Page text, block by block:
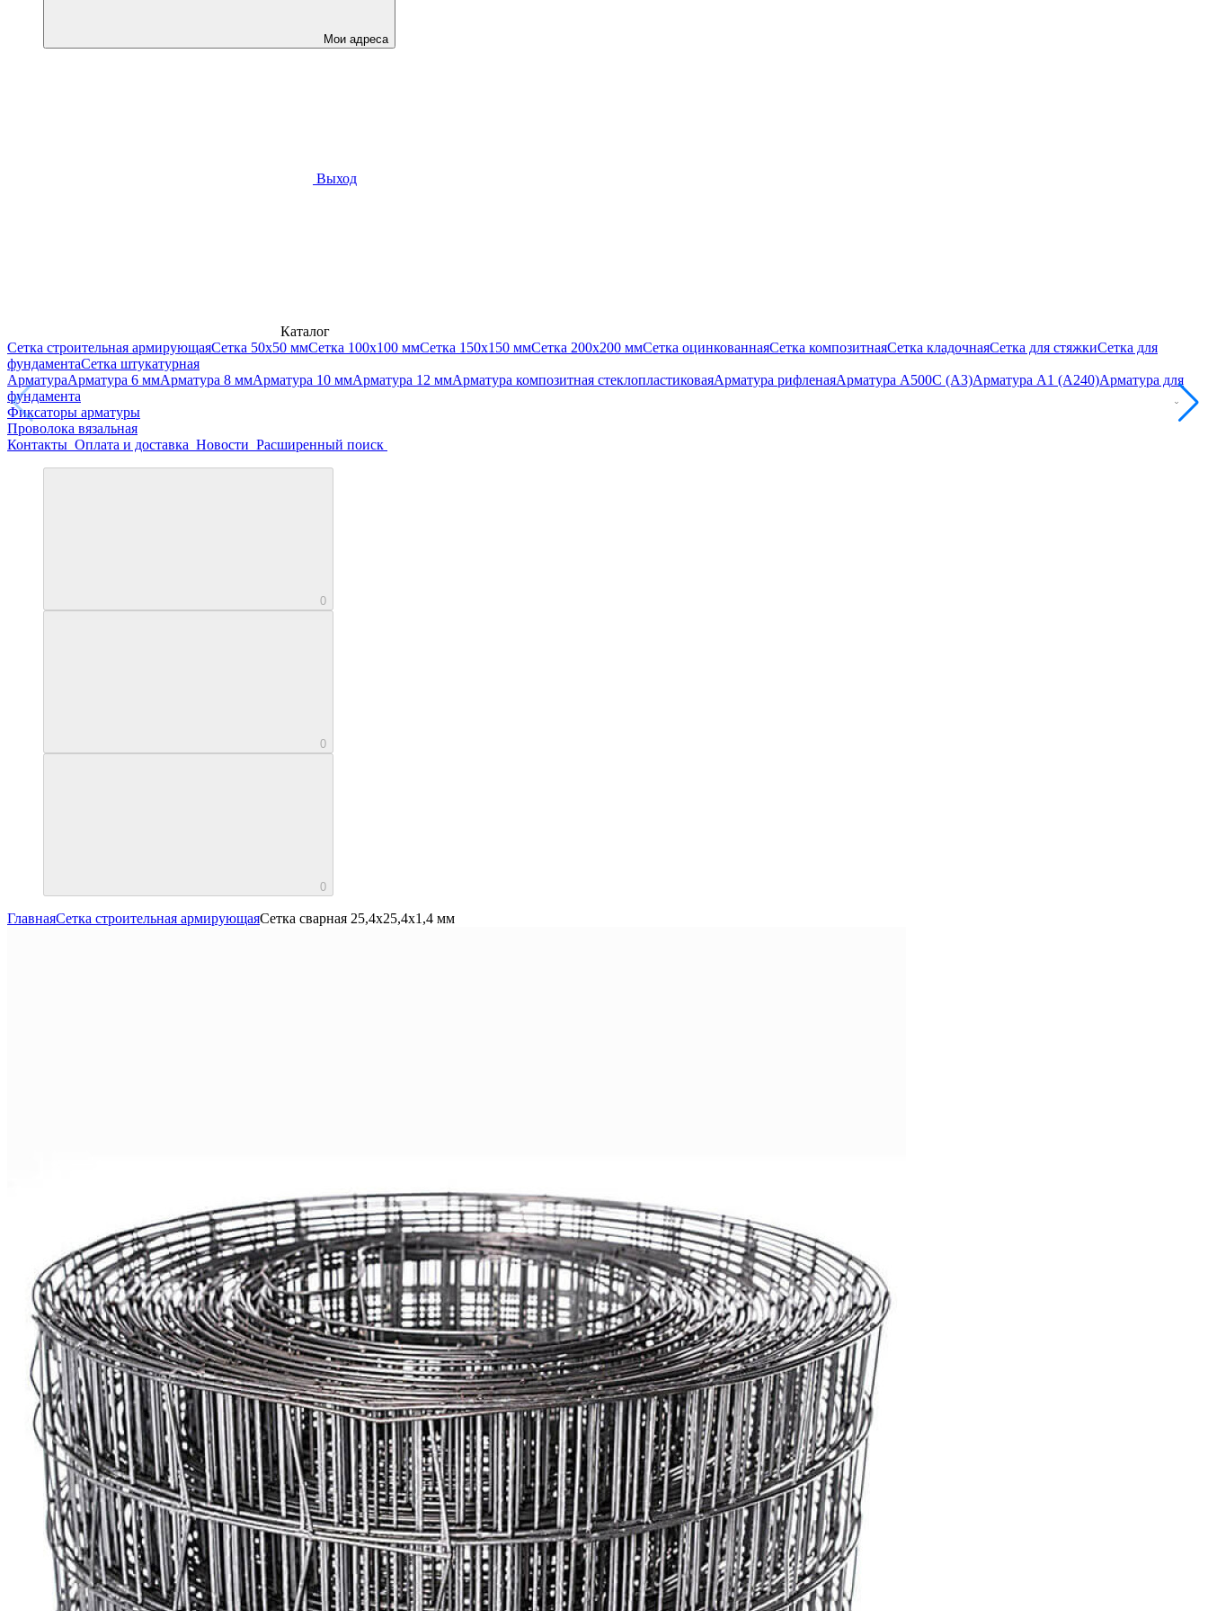
Мои адреса
Выход
Каталог
Сетка строительная армирующаяСетка 50х50 ммСетка 100х100 ммСетка 150х150 ммСетка 200х200 ммСетка оцинкованнаяСетка композитнаяСетка кладочнаяСетка для стяжкиСетка для
фундаментаСетка штукатурная
АрматураАрматура 6 ммАрматура 8 ммАрматура 10 ммАрматура 12 ммАрматура композитная стеклопластиковаяАрматура рифленаяАрматура А500С (А3)Арматура А1 (А240)Арматура для
фундамента
Фиксаторы арматуры
Проволока вязальная
Контакты Оплата и доставка Новости Расширенный поиск
0
0
0
ГлавнаяСетка строительная армирующаяСетка сварная 25,4х25,4х1,4 мм